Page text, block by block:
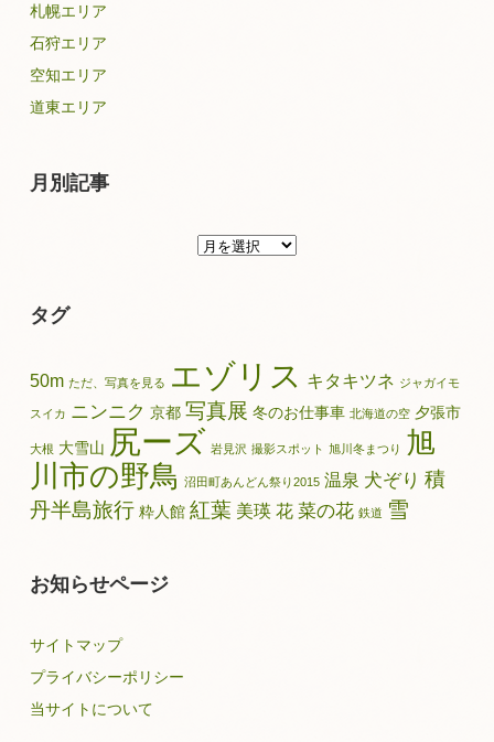
札幌エリア
石狩エリア
空知エリア
道東エリア
月別記事
月
タグ
50m ただ、写真を見る エゾリス キタキツネ ジャガイモ
スイカ ニンニク 京都 写真展 冬のお仕事車 北海道の空 夕張市
大根 大雪山 尻ーズ 岩見沢 撮影スポット 旭川冬まつり 旭
川市の野鳥 沼田町あんどん祭り2015 温泉 犬ぞり 積
丹半島旅行 粋人館 紅葉 美瑛 花 菜の花 鉄道 雪
お知らせページ
サイトマップ
プライバシーポリシー
当サイトについて